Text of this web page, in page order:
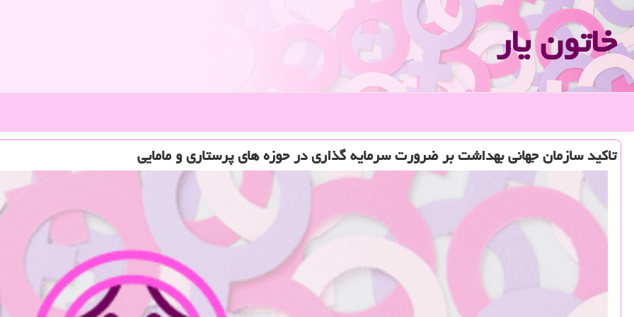
خاتون یار
تاكید سازمان جهانی بهداشت بر ضرورت سرمایه گذاری در حوزه های پرستاری و مامایی